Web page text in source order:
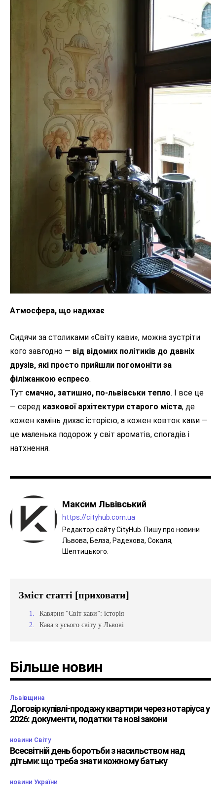
Атмосфера, що надихає
Сидячи за столиками «Світу кави», можна зустріти
кого завгодно — від відомих політиків до давніх
друзів, які просто прийшли погомоніти за
філіжанкою еспресо.
Тут смачно, затишно, по-львівськи тепло. І все це
— серед казкової архітектури старого міста, де
кожен камінь дихає історією, а кожен ковток кави —
це маленька подорож у світ ароматів, спогадів і
натхнення.
Максим Львівський
https://cityhub.com.ua
Редактор сайту CityHub. Пишу про новини
Львова, Белза, Радехова, Сокаля,
Шептицького.
Зміст статті [приховати]
Кавярня “Світ кави”: історія
Кава з усього світу у Львові
Більше новин
Львівщина
Договір купівлі-продажу квартири через нотаріуса у
2026: документи, податки та нові закони
новини Світу
Всесвітній день боротьби з насильством над
дітьми: що треба знати кожному батьку
новини України